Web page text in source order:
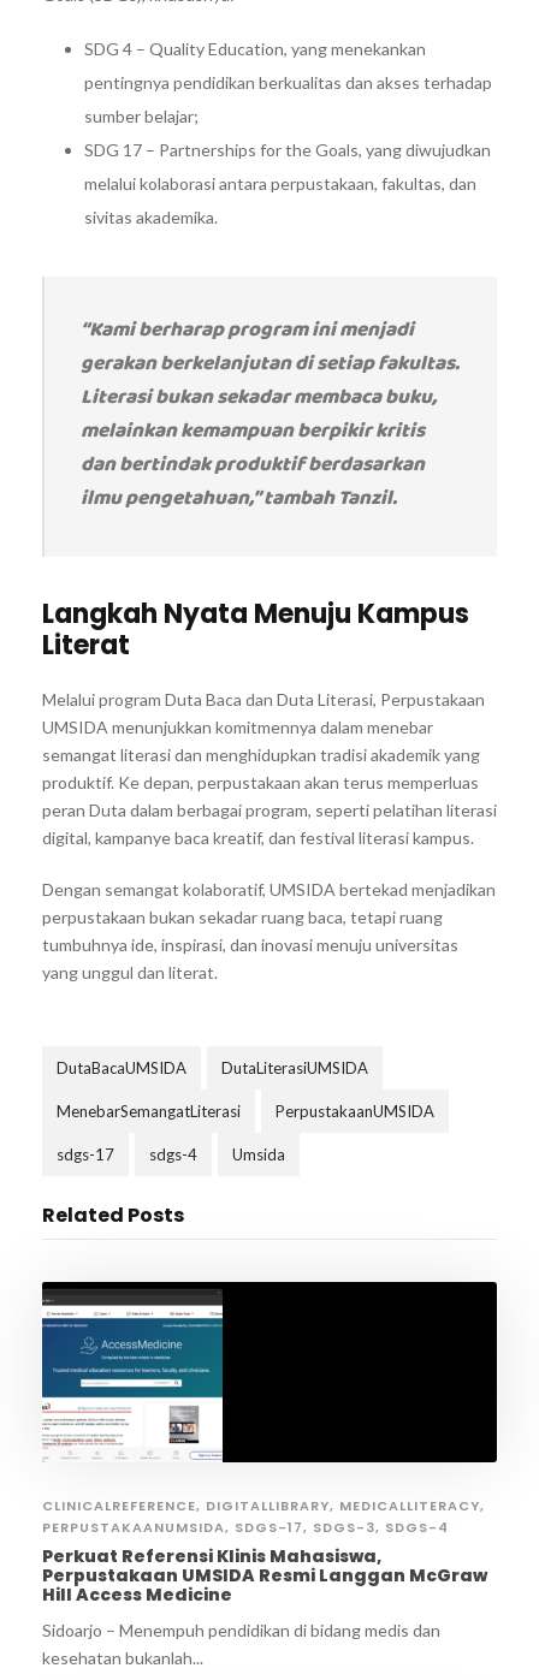
SDG 4 – Quality Education, yang menekankan
pentingnya pendidikan berkualitas dan akses terhadap
sumber belajar;
SDG 17 – Partnerships for the Goals, yang diwujudkan
melalui kolaborasi antara perpustakaan, fakultas, dan
sivitas akademika.
“Kami berharap program ini menjadi
gerakan berkelanjutan di setiap fakultas.
Literasi bukan sekadar membaca buku,
melainkan kemampuan berpikir kritis
dan bertindak produktif berdasarkan
ilmu pengetahuan,” tambah Tanzil.
Langkah Nyata Menuju Kampus
Literat
Melalui program Duta Baca dan Duta Literasi, Perpustakaan
UMSIDA menunjukkan komitmennya dalam menebar
semangat literasi dan menghidupkan tradisi akademik yang
produktif. Ke depan, perpustakaan akan terus memperluas
peran Duta dalam berbagai program, seperti pelatihan literasi
digital, kampanye baca kreatif, dan festival literasi kampus.
Dengan semangat kolaboratif, UMSIDA bertekad menjadikan
perpustakaan bukan sekadar ruang baca, tetapi ruang
tumbuhnya ide, inspirasi, dan inovasi menuju universitas
yang unggul dan literat.
DutaBacaUMSIDA DutaLiterasiUMSIDA
MenebarSemangatLiterasi PerpustakaanUMSIDA
sdgs-17 sdgs-4 Umsida
Related Posts
CLINICALREFERENCE, DIGITALLIBRARY, MEDICALLITERACY,
PERPUSTAKAANUMSIDA, SDGS-17, SDGS-3, SDGS-4
Perkuat Referensi Klinis Mahasiswa,
Perpustakaan UMSIDA Resmi Langgan McGraw
Hill Access Medicine
Sidoarjo – Menempuh pendidikan di bidang medis dan
kesehatan bukanlah...